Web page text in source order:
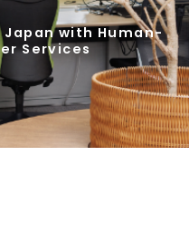
Japan with Human-
Services